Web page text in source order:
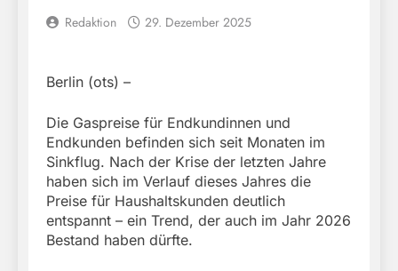
Redaktion 29. Dezember 2025
Berlin (ots) –
Die Gaspreise für Endkundinnen und
Endkunden befinden sich seit Monaten im
Sinkflug. Nach der Krise der letzten Jahre
haben sich im Verlauf dieses Jahres die
Preise für Haushaltskunden deutlich
entspannt – ein Trend, der auch im Jahr 2026
Bestand haben dürfte.